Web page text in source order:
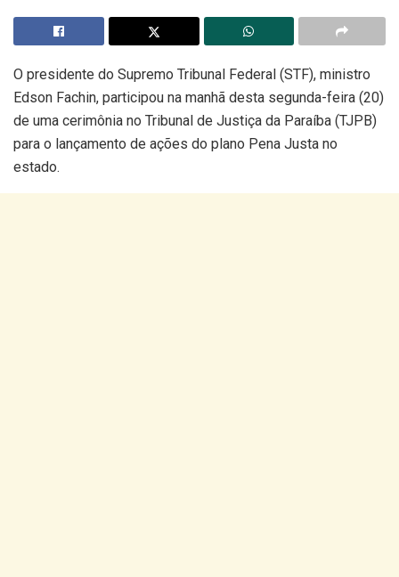
O presidente do Supremo Tribunal Federal (STF), ministro
Edson Fachin, participou na manhã desta segunda-feira (20)
de uma cerimônia no Tribunal de Justiça da Paraíba (TJPB)
para o lançamento de ações do plano Pena Justa no
estado.